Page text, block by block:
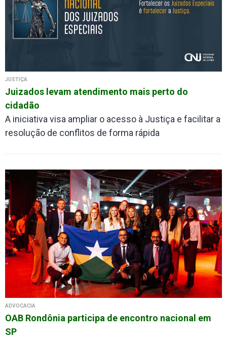
JUSTIÇA
Juizados levam atendimento mais perto do
cidadão
A iniciativa visa ampliar o acesso à Justiça e facilitar a
resolução de conflitos de forma rápida
ADVOCACIA
OAB Rondônia participa de encontro nacional em
SP